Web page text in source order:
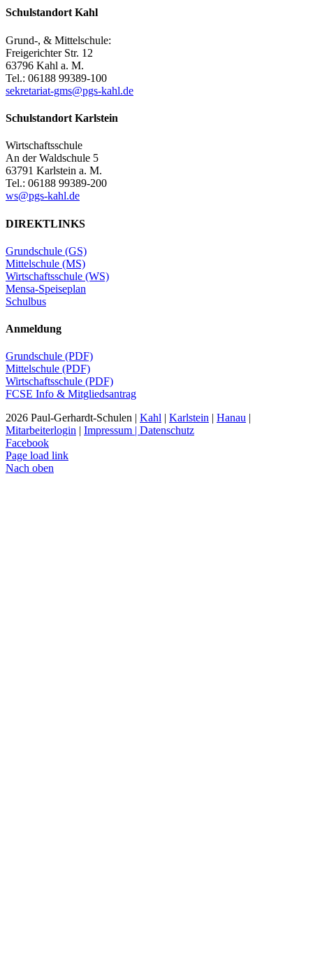
Schulstandort Kahl
Grund-, & Mittelschule:
Freigerichter Str. 12
63796 Kahl a. M.
Tel.: 06188 99389-100
sekretariat-gms@pgs-kahl.de
Schulstandort Karlstein
Wirtschaftsschule
An der Waldschule 5
63791 Karlstein a. M.
Tel.: 06188 99389-200
ws@pgs-kahl.de
DIREKTLINKS
Grundschule (GS)
Mittelschule (MS)
Wirtschaftsschule (WS)
Mensa-Speiseplan
Schulbus
Anmeldung
Grundschule (PDF)
Mittelschule (PDF)
Wirtschaftsschule (PDF)
FCSE Info & Mitgliedsantrag
2026 Paul-Gerhardt-Schulen | Kahl | Karlstein | Hanau |
Mitarbeiterlogin | Impressum | Datenschutz
Facebook
Page load link
Nach oben